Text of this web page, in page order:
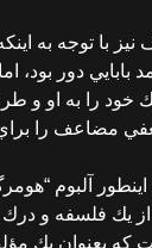
با توجه به
بابايي دور بود،
خود را به او و
مضاعف را براي
آلبوم
يك فلسفه و درك
كه بعنوان يك